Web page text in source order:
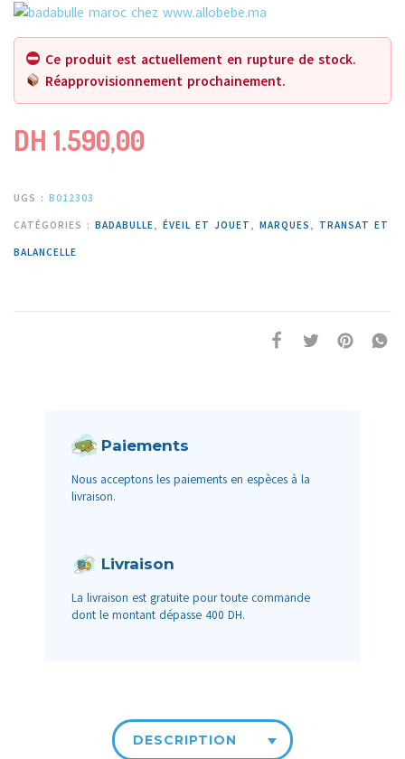
Ce produit est actuellement en rupture de stock.
Réapprovisionnement prochainement.
DH 1.590,00
UGS : B012303
CATÉGORIES : BADABULLE, ÉVEIL ET JOUET , MARQUES , TRANSAT ET
BALANCELLE
Paiements
Nous acceptons les paiements en espèces à la
livraison.
Livraison
La livraison est gratuite pour toute commande
dont le montant dépasse 400 DH.
DESCRIPTION